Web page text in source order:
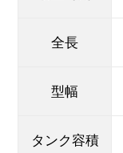
全長
型幅
タンク容積